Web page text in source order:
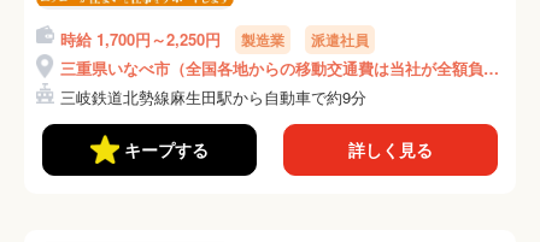
ート。すぐに働ける
仕事であなたの再出
発を応援します！
[最短今日入寮可能]
（6-2B）
時給 1,700円～2,250円 製造業 派遣社員
三重県いなべ市（全国各地からの移動交通費は当社が全額負
担）
三岐鉄道北勢線麻生田駅から自動車で約9分
キープする 詳しく見る